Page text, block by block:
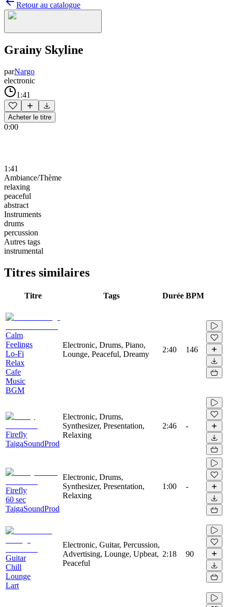
Retour au catalogue
Grainy Skyline
parNargo
electronic
1:41
Acheter le titre
0:00
1:41
Ambiance/Thème
relaxing
peaceful
abstract
Instruments
drums
percussion
Autres tags
instrumental
Titres similaires
Titre Tags Durée BPM
Calm
Feelings
Lo-Fi
Relax
Cafe
Music
BGM
Electronic, Drums, Piano,
Lounge, Peaceful, Dreamy
2:40 146
Firefly
TaigaSoundProd
Electronic, Drums,
Synthesizer, Presentation,
Relaxing
2:46 -
Firefly
60 sec
TaigaSoundProd
Electronic, Drums,
Synthesizer, Presentation,
Relaxing
1:00 -
Guitar
Chill
Lounge
Lart
Electronic, Guitar, Percussion,
Advertising, Lounge, Upbeat,
Peaceful
2:18 90